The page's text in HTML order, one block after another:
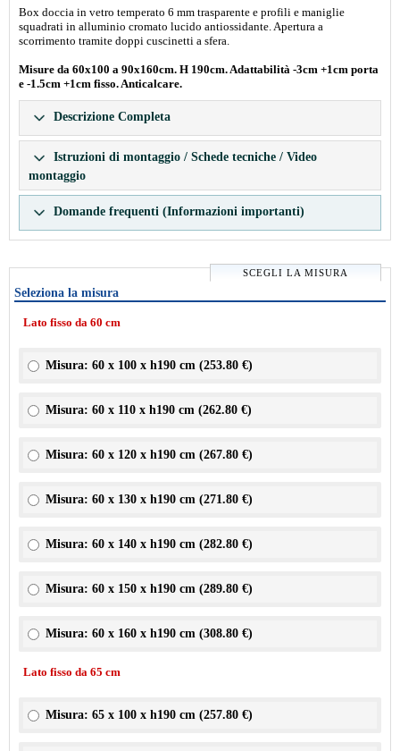
Box doccia in vetro temperato 6 mm trasparente e profili e maniglie
squadrati in alluminio cromato lucido antiossidante. Apertura a
scorrimento tramite doppi cuscinetti a sfera.
Misure da 60x100 a 90x160cm. H 190cm. Adattabilità -3cm +1cm porta
e -1.5cm +1cm fisso. Anticalcare.
Descrizione Completa
Istruzioni di montaggio / Schede tecniche / Video
montaggio
Domande frequenti (Informazioni importanti)
SCEGLI LA MISURA
Seleziona la misura
Lato fisso da 60 cm
Misura: 60 x 100 x h190 cm (253.80 €)
Misura: 60 x 110 x h190 cm (262.80 €)
Misura: 60 x 120 x h190 cm (267.80 €)
Misura: 60 x 130 x h190 cm (271.80 €)
Misura: 60 x 140 x h190 cm (282.80 €)
Misura: 60 x 150 x h190 cm (289.80 €)
Misura: 60 x 160 x h190 cm (308.80 €)
Lato fisso da 65 cm
Misura: 65 x 100 x h190 cm (257.80 €)